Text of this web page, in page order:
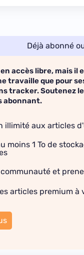
Déjà abonné
accès libre, mais il
travaille que pour
tracker. Soutenez
abonnant.
illimité aux articles
moins 1 To de
et
articles premium à